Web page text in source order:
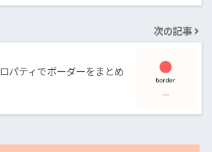
次の記事
パティでボーダーをまとめ